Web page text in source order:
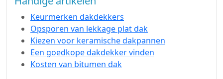
Keurmerken dakdekkers
Opsporen van lekkage plat dak
Kiezen voor keramische dakpannen
Een goedkope dakdekker vinden
Kosten van bitumen dak